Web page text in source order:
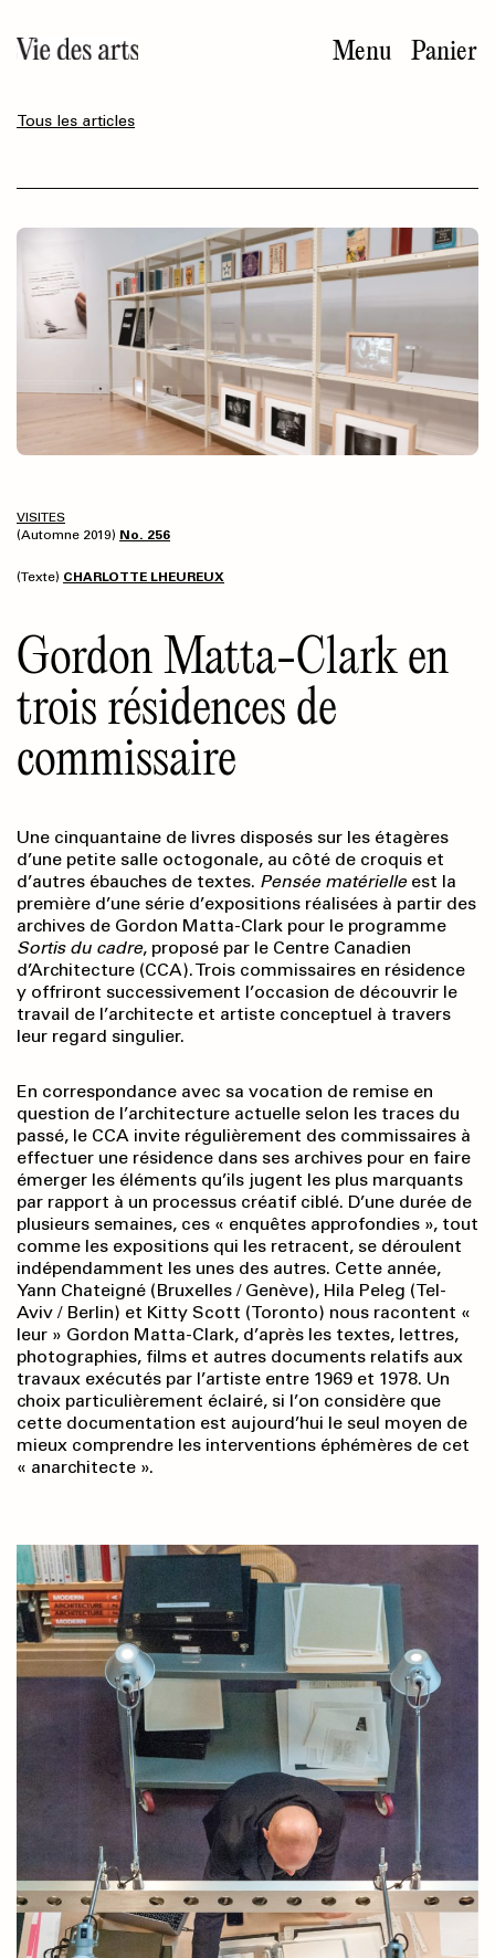
au
contenu
Menu Panier
Tous les articles
VISITES
(Automne 2019) No. 256
(Texte) CHARLOTTE LHEUREUX
Gordon Matta-Clark en
trois résidences de
commissaire
Une cinquantaine de livres disposés sur les étagères
d’une petite salle octogonale, au côté de croquis et
d’autres ébauches de textes. Pensée matérielle est la
première d’une série d’expositions réalisées à partir des
archives de Gordon Matta-Clark pour le programme
Sortis du cadre, proposé par le Centre Canadien
d’Architecture (CCA). Trois commissaires en résidence
y offriront successivement l’occasion de découvrir le
travail de l’architecte et artiste conceptuel à travers
leur regard singulier.
En correspondance avec sa vocation de remise en
question de l’architecture actuelle selon les traces du
passé, le CCA invite régulièrement des commissaires à
effectuer une résidence dans ses archives pour en faire
émerger les éléments qu’ils jugent les plus marquants
par rapport à un processus créatif ciblé. D’une durée de
plusieurs semaines, ces « enquêtes approfondies », tout
comme les expositions qui les retracent, se déroulent
indépendamment les unes des autres. Cette année,
Yann Chateigné (Bruxelles / Genève), Hila Peleg (Tel-
Aviv / Berlin) et Kitty Scott (Toronto) nous racontent «
leur » Gordon Matta-Clark, d’après les textes, lettres,
photographies, films et autres documents relatifs aux
travaux exécutés par l’artiste entre 1969 et 1978. Un
choix particulièrement éclairé, si l’on considère que
cette documentation est aujourd’hui le seul moyen de
mieux comprendre les interventions éphémères de cet
« anarchitecte ».